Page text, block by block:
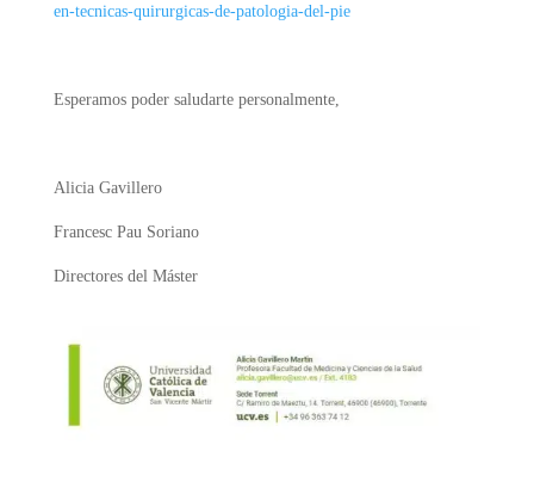
en-tecnicas-quirurgicas-de-patologia-del-pie
Esperamos poder saludarte personalmente,
Alicia Gavillero
Francesc Pau Soriano
Directores del Máster